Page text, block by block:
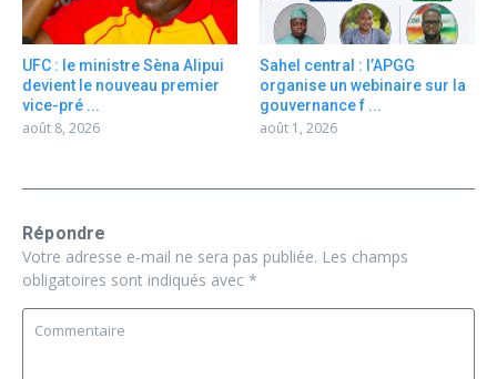
UFC : le ministre Sèna Alipui
devient le nouveau premier
vice-pré ...
août 8, 2026
Sahel central : l’APGG
organise un webinaire sur la
gouvernance f ...
août 1, 2026
Répondre
Votre adresse e-mail ne sera pas publiée. Les champs
obligatoires sont indiqués avec *